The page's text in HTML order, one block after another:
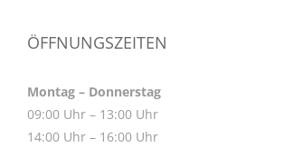
ÖFFNUNGSZEITEN
Montag – Donnerstag
09:00 Uhr – 13:00 Uhr
14:00 Uhr – 16:00 Uhr